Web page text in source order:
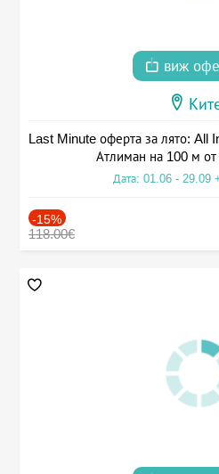
виж
Last Minute оферта за лято: All
Атлиман на 100 м
Дата: 01.06 - 29.09
-15%
118.00€